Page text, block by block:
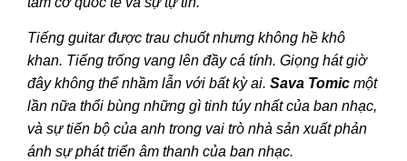
Tiếng guitar được trau chuốt nhưng không hề khô
khan. Tiếng trống vang lên đầy cá tính. Giọng hát giờ
đây không thể nhầm lẫn với bất kỳ ai. Sava Tomic một
lần nữa thổi bùng những gì tinh túy nhất của ban nhạc,
và sự tiến bộ của anh trong vai trò nhà sản xuất phản
ánh sự phát triển âm thanh của ban nhạc.